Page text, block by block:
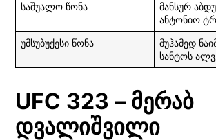
საშუალო წონა
მანსურ
ანტონიო
უმსუბუქესი წონა
მუჰამედ
სანტოს
UFC 323 – მერაბ
დვალიშვილი